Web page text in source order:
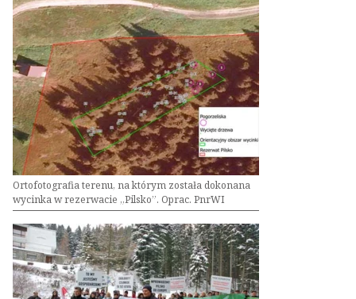
Ortofotografia terenu, na którym została dokonana
wycinka w rezerwacie „Pilsko”. Oprac. PnrWI